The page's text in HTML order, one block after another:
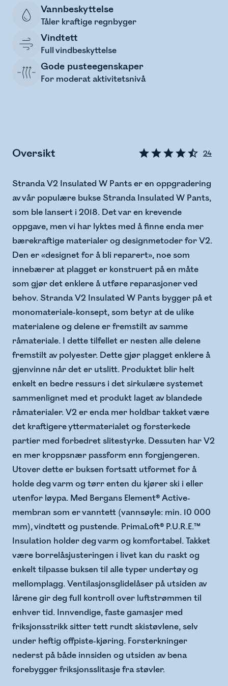
Vannbeskyttelse
Tåler kraftige regnbyger
Vindtett
Full vindbeskyttelse
Gode pusteegenskaper
For moderat aktivitetsnivå
Oversikt 24
Stranda V2 Insulated W Pants er en oppgradering
av vår populære bukse Stranda Insulated W Pants,
som ble lansert i 2018. Det var en krevende
oppgave, men vi har lyktes med å finne enda mer
bærekraftige materialer og designmetoder for V2.
Den er «designet for å bli reparert», noe som
innebærer at plagget er konstruert på en måte
som gjør det enklere å utføre reparasjoner ved
behov. Stranda V2 Insulated W Pants bygger på et
monomateriale-konsept, som betyr at de ulike
materialene og delene er fremstilt av samme
råmateriale. I dette tilfellet er nesten alle delene
fremstilt av polyester. Dette gjør plagget enklere å
gjenvinne når det er utslitt. Produktet blir helt
enkelt en bedre ressurs i det sirkulære systemet
sammenlignet med et produkt laget av blandede
råmaterialer. V2 er enda mer holdbar takket være
det kraftigere yttermaterialet og forsterkede
partier med forbedret slitestyrke. Dessuten har V2
en mer kroppsnær passform enn forgjengeren.
Utover dette er buksen fortsatt utformet for å
holde deg varm og tørr enten du kjører ski i eller
utenfor løypa. Med Bergans Element® Active-
membran som er vanntett (vannsøyle: min. 10 000
mm), vindtett og pustende. PrimaLoft® P.U.R.E.™
Insulation holder deg varm og komfortabel. Takket
være borrelåsjusteringen i livet kan du raskt og
enkelt tilpasse buksen til alle typer undertøy og
mellomplagg. Ventilasjonsglidelåser på utsiden av
lårene gir deg full kontroll over luftstrømmen til
enhver tid. Innvendige, faste gamasjer med
friksjonsstrikk sitter tett rundt skistøvlene, selv
under heftig offpiste-kjøring. Forsterkninger
nederst på både innsiden og utsiden av bena
forebygger friksjonsslitasje fra støvler.